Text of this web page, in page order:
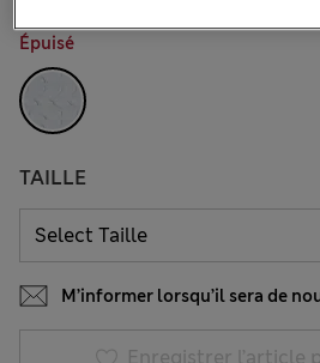
Épuisé
TAILLE
M’informer lorsqu’il sera de
Enregistrer l’article